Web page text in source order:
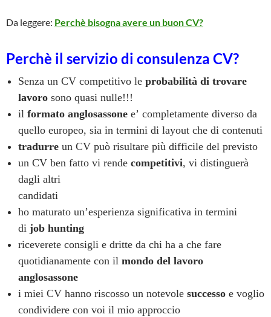
Da leggere: Perchè bisogna avere un buon CV?
Perchè il servizio di consulenza CV?
Senza un CV competitivo le probabilità di trovare
lavoro sono quasi nulle!!!
il formato anglosassone e’ completamente diverso da
quello europeo, sia in termini di layout che di contenuti
tradurre un CV può risultare più difficile del previsto
un CV ben fatto vi rende competitivi, vi distinguerà
dagli altri
candidati
ho maturato un’esperienza significativa in termini
di job hunting
riceverete consigli e dritte da chi ha a che fare
quotidianamente con il mondo del lavoro
anglosassone
i miei CV hanno riscosso un notevole successo e voglio
condividere con voi il mio approccio